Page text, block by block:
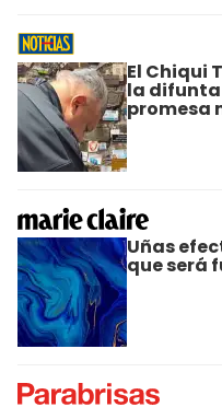
El Chiqui
la
promesa
Uñas
que será